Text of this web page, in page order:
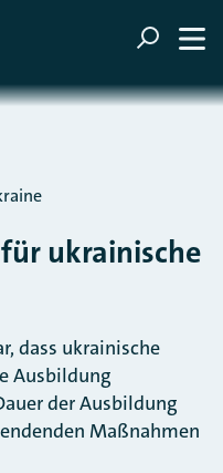
ukrainische
dass ukrainische
Ausbildung
der Ausbildung
Maßnahmen